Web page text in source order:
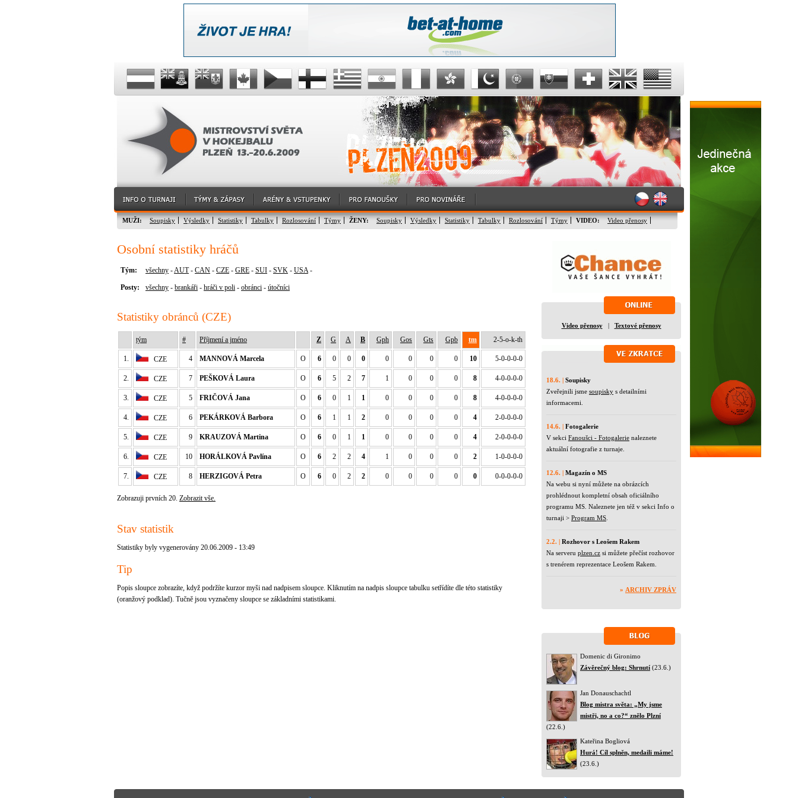
MUŽI: Soupisky Výsledky Statistiky Tabulky Rozlosování Týmy ŽENY: Soupisky Výsledky Statistiky Tabulky Rozlosování Týmy VIDEO: Video přenosy
Osobní statistiky hráčů
Tým: všechny -AUT- CAN - CZE - GRE - SUI - SVK - USA-
Posty: všechny - brankáři - hráči v poli - obránci - útočníci
Statistiky obránců (CZE)
tým # Příjmení a jméno Z G A B Gph Gos Gts Gpb tm 2-5-o-k-th
1. CZE 4 MANNOVÁ Marcela O 6 0 0 0 0 0 0 0 10 5-0-0-0-0
2. CZE 7 PEŠKOVÁ Laura O 6 5 2 7 1 0 0 0 8 4-0-0-0-0
3. CZE 5 FRIČOVÁ Jana O 6 0 1 1 0 0 0 0 8 4-0-0-0-0
4. CZE 6 PEKÁRKOVÁ Barbora O 6 1 1 2 0 0 0 0 4 2-0-0-0-0
5. CZE 9 KRAUZOVÁ Martina O 6 0 1 1 0 0 0 0 4 2-0-0-0-0
6. CZE 10 HORÁLKOVÁ Pavlína O 6 2 2 4 1 0 0 0 2 1-0-0-0-0
7. CZE 8 HERZIGOVÁ Petra O 6 0 2 2 0 0 0 0 0 0-0-0-0-0
Zobrazuji prvních 20. Zobrazit vše.
Stav statistik
Statistiky byly vygenerovány 20.06.2009 - 13:49
Tip
Popis sloupce zobrazíte, když podržíte kurzor myši nad nadpisem sloupce. Kliknutím na nadpis sloupce tabulku setřídíte dle této statistiky
(oranžový podklad). Tučně jsou vyznačeny sloupce se základními statistikami.
Video přenosy| Textové přenosy
18.6. | Soupisky
Zveřejnili jsme soupisky s detailními
informacemi.
14.6. | Fotogalerie
V sekci Fanoušci - Fotogalerie naleznete
aktuální fotografie z turnaje.
12.6. | Magazín o MS
Na webu si nyní můžete na obrázcích
prohlédnout kompletní obsah oficiálního
programu MS. Naleznete jen též v sekci Info o
turnaji > Program MS
2.2. | Rozhovor s Leošem Rakem
Na serveru plzen.cz si můžete přečíst rozhovor
s trenérem reprezentace Leošem Rakem.
» ARCHIV ZPRÁV
Domenic di Gironimo
Závěrečný blog: Shrnutí (23.6.)
Jan Donauschachtl
Blog mistra světa: „My jsme
mistři, no a co?“ znělo Plzní
(22.6.)
Kateřina Bogliová
Hurá! Cíl splněn, medaili máme!
(23.6.)